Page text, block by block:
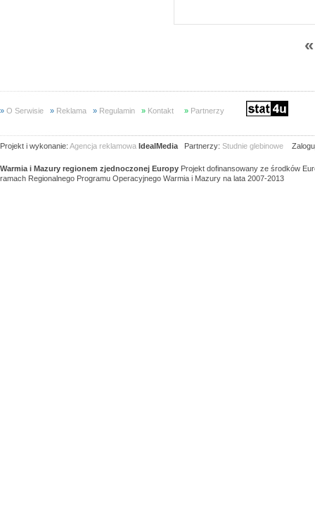
«
» O Serwisie » Reklama » Regulamin » Kontakt » Partnerzy
Projekt i wykonanie: Agencja reklamowa IdealMedia Partnerzy: Studnie glebinowe
Warmia i Mazury regionem zjednoczonej Europy Projekt dofinansowany ze środków
ramach Regionalnego Programu Operacyjnego Warmia i Mazury na lata 2007-2013